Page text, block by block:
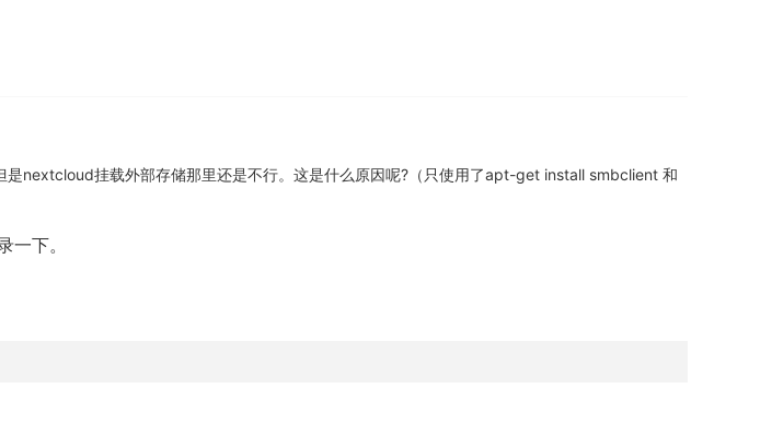
nextcloud挂载外部存储那里还是不行。这是什么原因呢?（只使用了apt-get install smbclient 和
下。